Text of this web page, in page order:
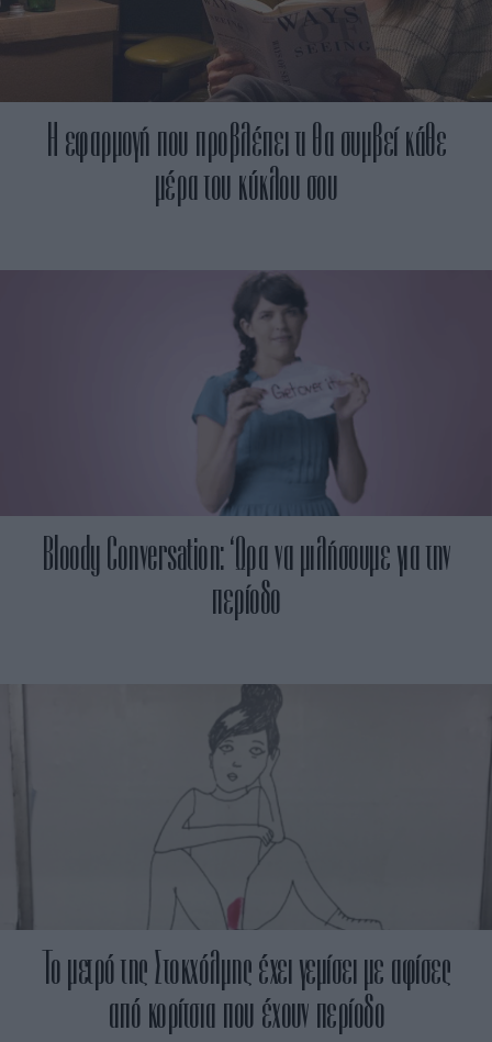
Η εφαρμογή που προβλέπει τι θα συμβεί κάθε
μέρα του κύκλου σου
Bloody Conversation: ‘Ωρα να μιλήσουμε για την
περίοδο
To μετρό της Στοκχόλμης έχει γεμίσει με αφίσες
από κορίτσια που έχουν περίοδο